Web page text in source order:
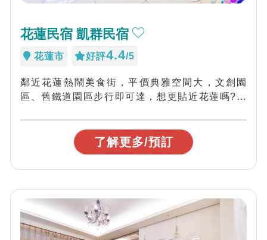
花蓮民宿 凱群民宿
花蓮市 好評4.4/5
鄰近花蓮熱鬧美食街，平價典雅空間大，文創園
區、舊鐵道園區步行即可達，想更貼近花蓮嗎?就
了解更多/預訂